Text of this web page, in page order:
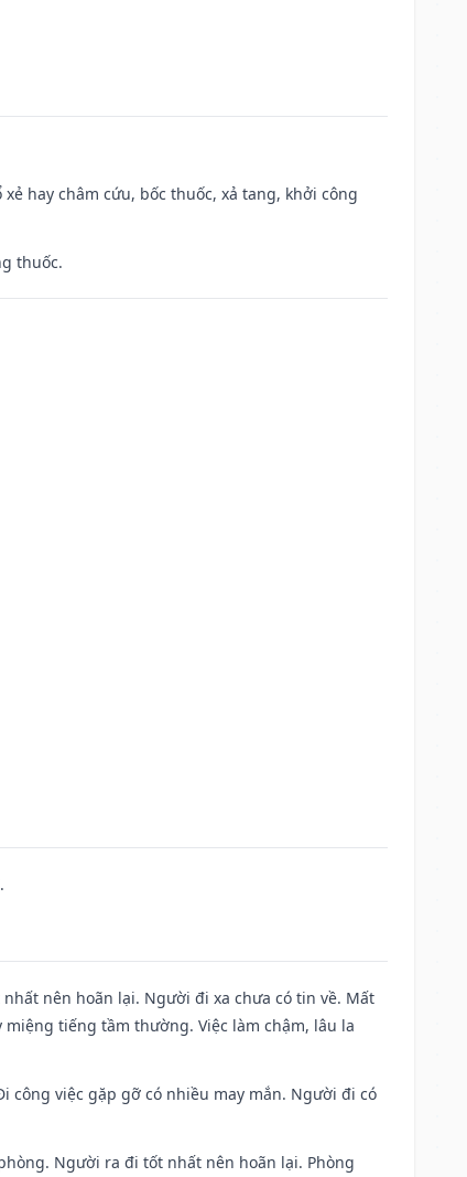
hay châm cứu, bốc thuốc, xả tang, khởi công
thuốc.
nên hoãn lại. Người đi xa chưa có tin về. Mất
tiếng tầm thường. Việc làm chậm, lâu la
việc gặp gỡ có nhiều may mắn. Người đi có
Người ra đi tốt nhất nên hoãn lại. Phòng